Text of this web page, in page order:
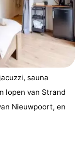
sauna
lopen van Strand
Nieuwpoort, en